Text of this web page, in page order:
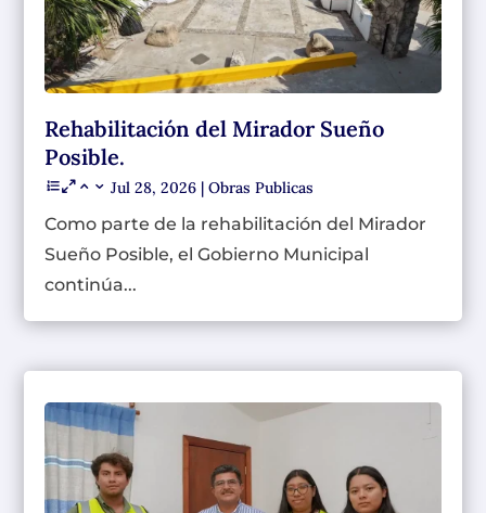
Rehabilitación del Mirador Sueño
Posible.
Jul 28, 2026 |Obras Publicas
Como parte de la rehabilitación del Mirador
Sueño Posible, el Gobierno Municipal
continúa...